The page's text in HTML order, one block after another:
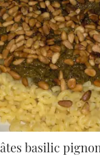
basilic